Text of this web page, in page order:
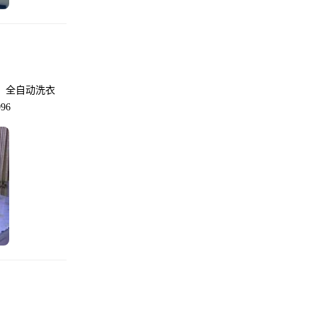
全自动洗衣